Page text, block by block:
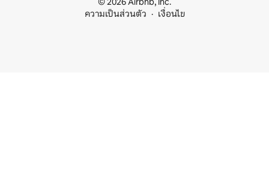
ความเป็นส่วนตัว
เงื่อนไข